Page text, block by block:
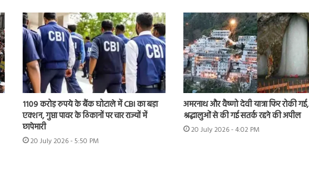
1109 करोड़ रुपये के बैंक घोटाले में CBI का बड़ा
एक्शन, गुप्ता पावर के ठिकानों पर चार राज्यों में
छापेमारी
20 July 2026 - 5:50 PM
अमरनाथ और वैष्णो देवी यात्रा फिर रोकी गई,
श्रद्धालुओं से की गई सतर्क रहने की अपील
20 July 2026 - 4:02 PM